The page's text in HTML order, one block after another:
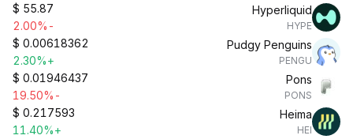
Hyperliquid
HYPE
$ 55.87
-2.00%
Pudgy Penguins
PENGU
$ 0.00618362
+2.30%
Pons
PONS
$ 0.01946437
-19.50%
Heima
HEI
$ 0.217593
+11.40%